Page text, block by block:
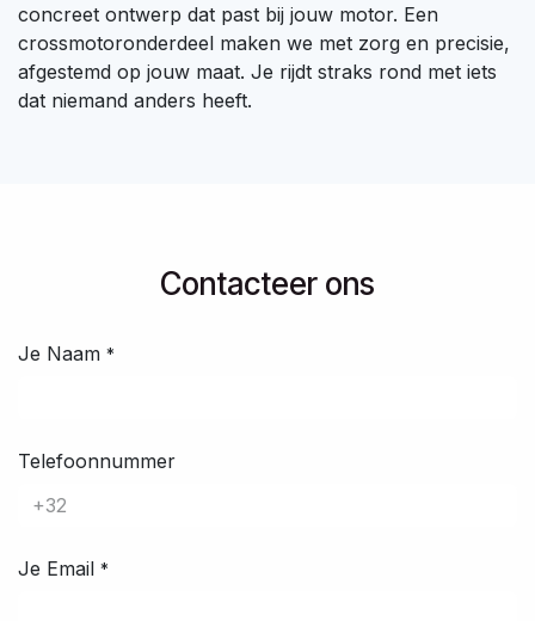
concreet ontwerp dat past bij jouw motor. Een
crossmotoronderdeel maken we met zorg en precisie,
afgestemd op jouw maat. Je rijdt straks rond met iets
dat niemand anders heeft.
​Contacteer ons​​​
Je Naam *
Telefoonnummer
Je Email *